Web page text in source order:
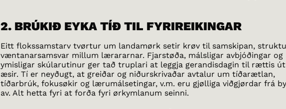
2. BRÚKIÐ EYKA TÍÐ TIL FYRIREIKINGAR
Eitt flokssamstarv tvørtur um landamørk setir krøv til samskipan,
væntanarsamsvar millum lærararnar. Fjarstøða, málsligar avbjóðingar og
ymisligar skúlarutinur ger tað truplari at leggja gerandisdagin til rættis
æsir. Tí er neyðugt, at greiðar og niðurskrivaðar avtalur um tíðarætlan,
tíðarbrúk, fokusøkir og lærumálsetingar, v.m. eru gjølliga viðgjørdar frá
av. Alt hetta fyri at forða fyri ørkymlanum seinni.